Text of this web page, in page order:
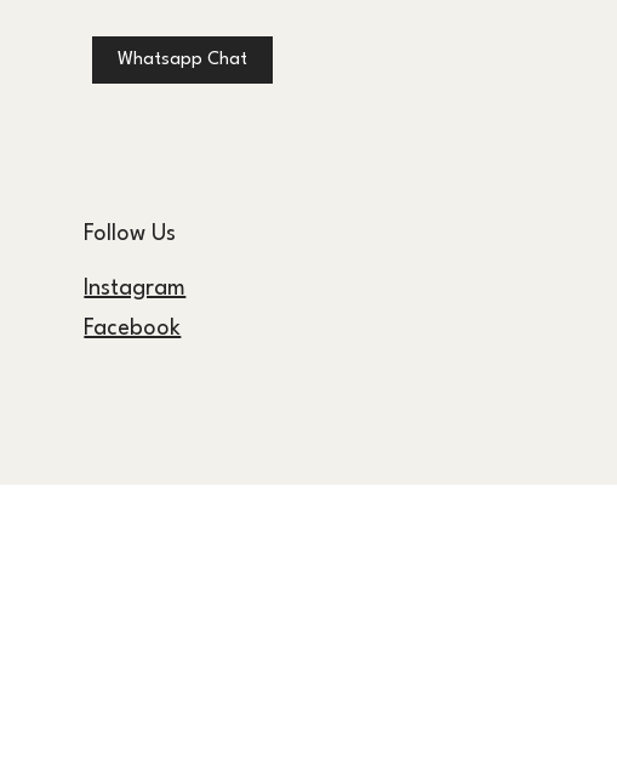
Follow Us
Instagram
Facebook
Whatsapp Chat